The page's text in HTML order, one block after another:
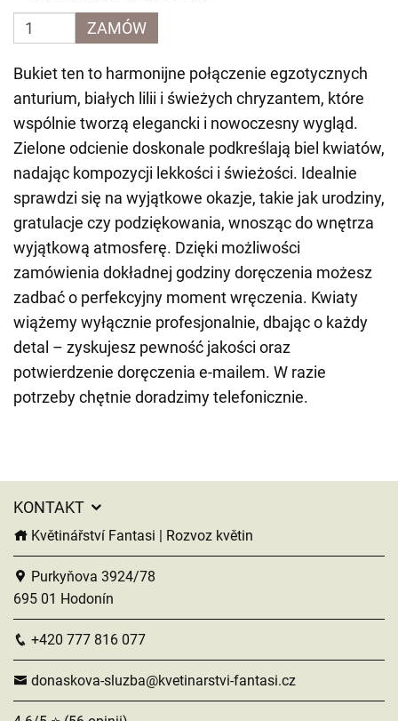
ZAMÓW
Bukiet ten to harmonijne połączenie egzotycznych
anturium, białych lilii i świeżych chryzantem, które
wspólnie tworzą elegancki i nowoczesny wygląd.
Zielone odcienie doskonale podkreślają biel kwiatów,
nadając kompozycji lekkości i świeżości. Idealnie
sprawdzi się na wyjątkowe okazje, takie jak urodziny,
gratulacje czy podziękowania, wnosząc do wnętrza
wyjątkową atmosferę. Dzięki możliwości
zamówienia dokładnej godziny doręczenia możesz
zadbać o perfekcyjny moment wręczenia. Kwiaty
wiążemy wyłącznie profesjonalnie, dbając o każdy
detal – zyskujesz pewność jakości oraz
potwierdzenie doręczenia e-mailem. W razie
potrzeby chętnie doradzimy telefonicznie.
KONTAKT
Květinářství Fantasi | Rozvoz květin
Purkyňova 3924/78
695 01 Hodonín
+420 777 816 077
donaskova-sluzba@kvetinarstvi-fantasi.cz